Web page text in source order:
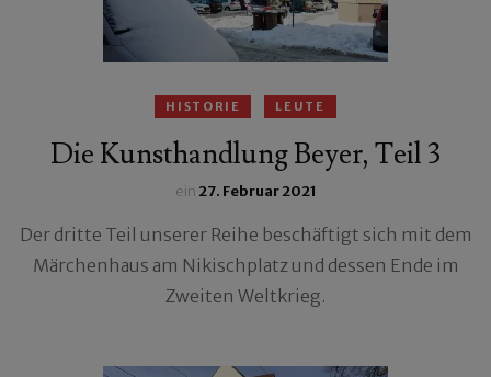
HISTORIE LEUTE
Die Kunsthandlung Beyer, Teil 3
ein27. Februar 2021
Der dritte Teil unserer Reihe beschäftigt sich mit dem
Märchenhaus am Nikischplatz und dessen Ende im
Zweiten Weltkrieg.